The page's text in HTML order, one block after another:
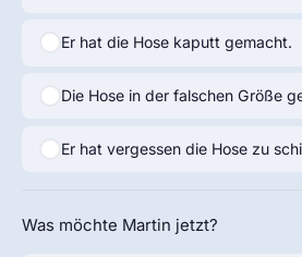
Er hat die Hose kaputt gemacht.
Die Hose in der falschen Größe
Er hat vergessen die Hose zu
Was möchte Martin jetzt?